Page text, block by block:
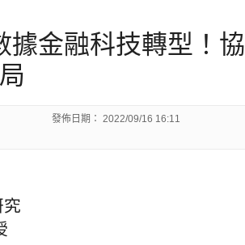
據金融科技轉型！協
發佈日期： 2022/09/16 16:11
究